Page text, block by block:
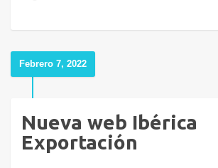
Febrero 7, 2022
Nueva web Ibérica
Exportación